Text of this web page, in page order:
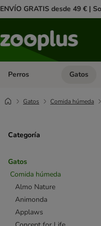
ENVÍO GRATIS desde 49 € |
Perros Menú de
Gatos
Gatos Comida húmeda
Categoría
Gatos
Comida húmeda
Almo Nature
Animonda
Applaws